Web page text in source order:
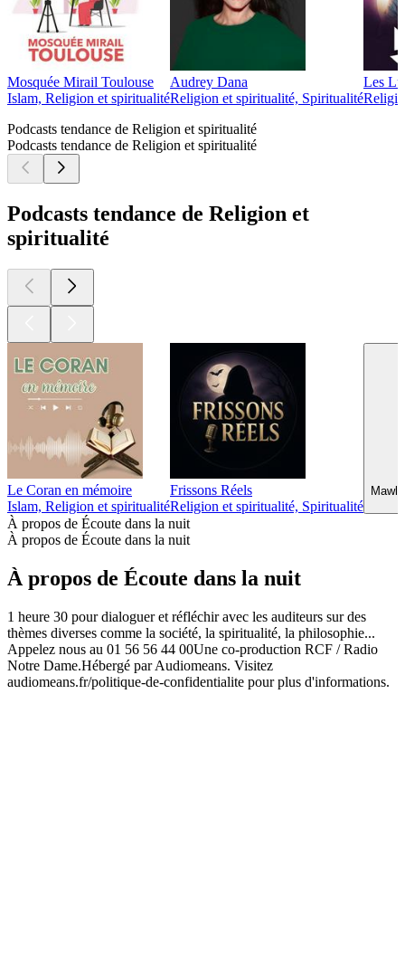
Mosquée Mirail Toulouse
Islam, Religion et spiritualité
Audrey Dana
Religion et spiritualité, Spiritualité
Les
Podcasts tendance de Religion et spiritualité
Podcasts tendance de Religion et spiritualité
Podcasts tendance de Religion et
spiritualité
Le Coran en mémoire
Islam, Religion et spiritualité
Frissons Réels
Religion et spiritualité, Spiritualité
À propos de Écoute dans la nuit
À propos de Écoute dans la nuit
À propos de Écoute dans la nuit
1 heure 30 pour dialoguer et réfléchir avec les auditeurs sur des
thèmes diverses comme la société, la spiritualité, la philosophie...
Appelez nous au 01 56 56 44 00Une co-production RCF / Radio
Notre Dame.Hébergé par Audiomeans. Visitez
audiomeans.fr/politique-de-confidentialite pour plus d'informations.